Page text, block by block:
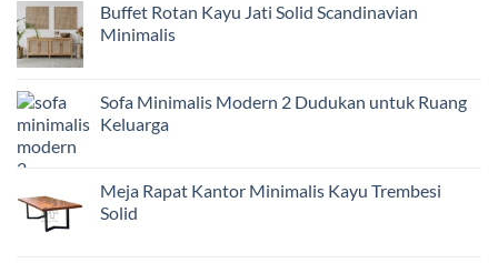
Buffet Rotan Kayu Jati Solid Scandinavian
Minimalis
Sofa Minimalis Modern 2 Dudukan untuk Ruang
Keluarga
Meja Rapat Kantor Minimalis Kayu Trembesi
Solid